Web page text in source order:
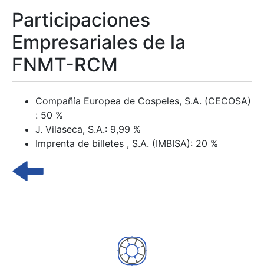
Participaciones
Empresariales de la
FNMT-RCM
Compañía Europea de Cospeles, S.A. (CECOSA)
: 50 %
J. Vilaseca, S.A.: 9,99 %
Imprenta de billetes , S.A. (IMBISA): 20 %